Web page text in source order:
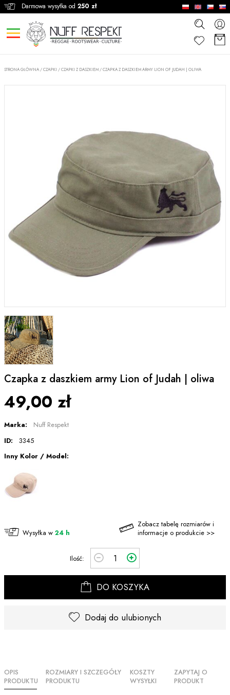
Darmowa wysyłka od 250 zł
STRONA GŁÓWNA /CZAPKI /CZAPKI Z DASZKIEM /CZAPKA Z DASZKIEM ARMY LION OF JUDAH | OLIWA
Czapka z daszkiem army Lion of Judah | oliwa
49,00 zł
Marka:
Nuff Respekt
ID:
3345
Inny Kolor / Model:
Wysyłka w 24 h
Zobacz tabelę rozmiarów i
informacje o produkcie >>
Ilość:
DO KOSZYKA
Dodaj do ulubionych
OPIS
PRODUKTU
ROZMIARY I SZCZEGÓŁY
PRODUKTU
KOSZTY
WYSYŁKI
ZAPYTAJ O
PRODUKT